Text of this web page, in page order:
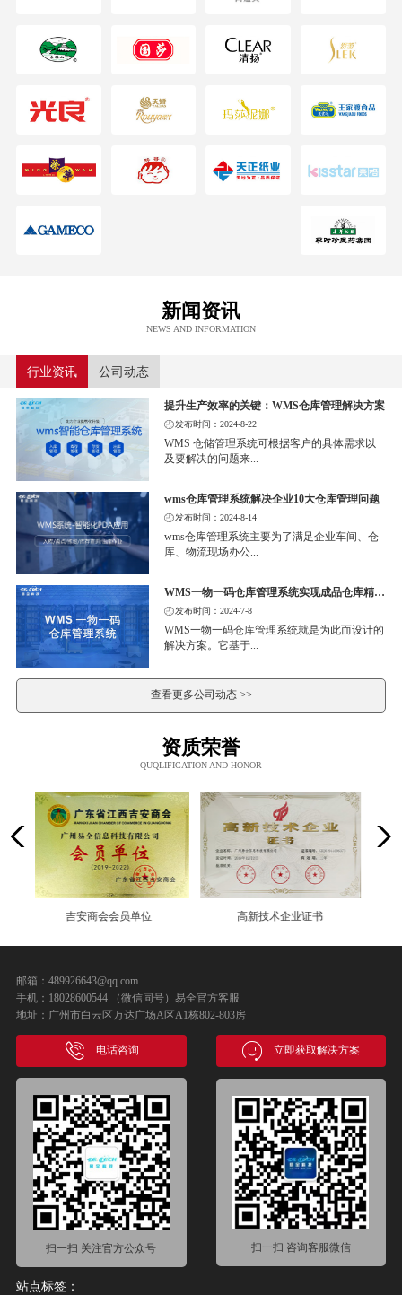
新闻资讯
NEWS AND INFORMATION
行业资讯 公司动态
提升生产效率的关键：WMS仓库管理解决方案
发布时间：2024-8-22
WMS 仓储管理系统可根据客户的具体需求以
及要解决的问题来...
wms仓库管理系统解决企业10大仓库管理问题
发布时间：2024-8-14
wms仓库管理系统主要为了满足企业车间、仓
库、物流现场办公...
WMS一物一码仓库管理系统实现成品仓库精细化管理
发布时间：2024-7-8
WMS一物一码仓库管理系统就是为此而设计的
解决方案。它基于...
查看更多公司动态 >>
资质荣誉
QUQLIFICATION AND HONOR
高新技术企业证书 易全软件登记证书
邮箱：489926643@qq.com
手机：18028600544 （微信同号）易全官方客服
地址：广州市白云区万达广场A区A1栋802-803房
电话咨询 立即获取解决方案
扫一扫 关注官方公众号 扫一扫 咨询客服微信
站点标签：